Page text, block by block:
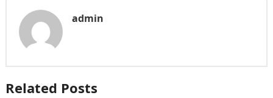
admin
Related Posts